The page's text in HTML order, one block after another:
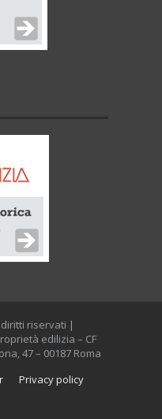
riservati |
edilizia – CF
47 – 00187 Roma
Privacy policy